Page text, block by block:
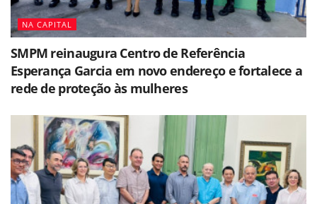
NA CAPITAL
SMPM reinaugura Centro de Referência
Esperança Garcia em novo endereço e fortalece a
rede de proteção às mulheres